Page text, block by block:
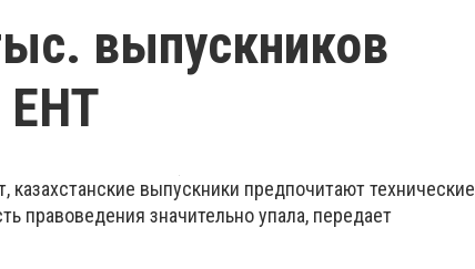
выпускников
ЕНТ
казахстанские выпускники предпочитают технические
правоведения значительно упала, передает